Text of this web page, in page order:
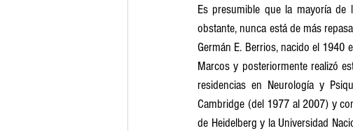
Es presumible que la mayoría
obstante, nunca está de más
Germán E. Berrios, nacido el 1940
Marcos y posteriormente realizó
residencias en Neurología y
Cambridge (del 1977 al 2007) y
de Heidelberg y la Universidad